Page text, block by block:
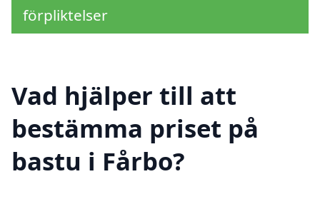
förpliktelser
Vad hjälper till att
bestämma priset på
bastu i Fårbo?